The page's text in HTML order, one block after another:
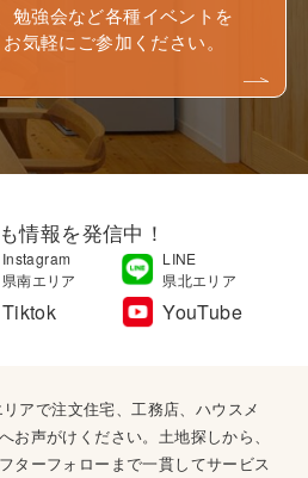
勉強会など各種イベントを
気軽にご参加ください。
情報を発信中！
Instagram
県南エリア
LINE
県北エリア
Tiktok YouTube
アで注文住宅、工務店、ハウスメ
お声がけください。土地探しから、
ターフォローまで一貫してサービス